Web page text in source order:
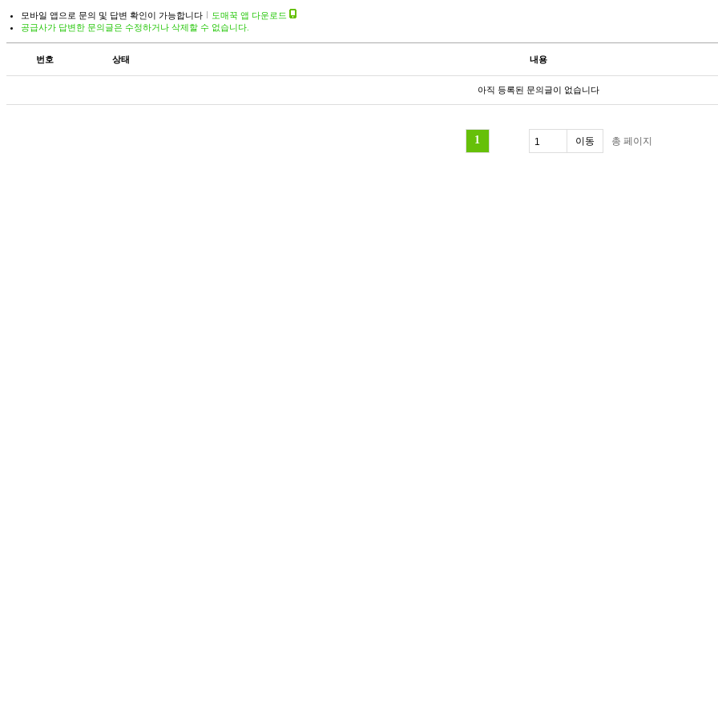
모바일 앱으로 문의 및 답변 확인이 가능합니다
도매꾹 앱 다운로드
공급사가 답변한 문의글은 수정하거나 삭제할 수 없습니다.
번호 상태 내용
아직 등록된 문의글이 없습니다
1 총 페이지